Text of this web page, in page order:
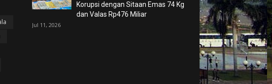
Korupsi dengan Sitaan Emas 74 Kg
dan Valas Rp476 Miliar
Jul 11, 2026